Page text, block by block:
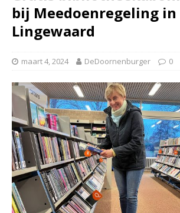
bij Meedoenregeling in
Lingewaard
maart 4, 2024 DeDoornenburger 0